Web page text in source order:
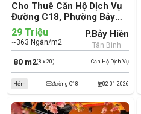
Cho Thuê Căn Hộ Dịch Vụ
Đường C18, Phường Bảy
Hiền, Quận Tân Bình (cũ)
Căn Hộ Dịch Vụ
80 m2(8 x 20)
29 Triệu
~363 Ngàn/m2
P.Bảy Hiền
Tân Bình
02-01-2026
Hẻm đường C18